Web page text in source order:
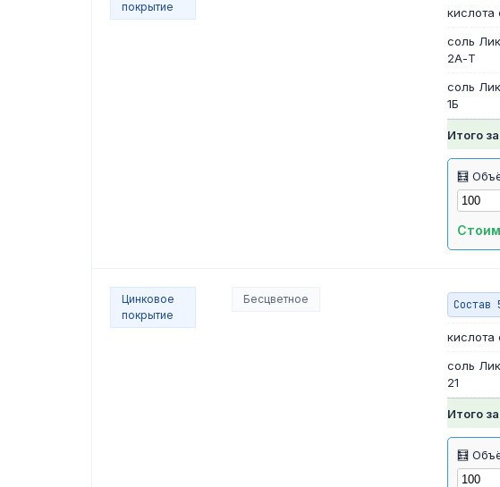
покрытие
кислота
соль
2А-Т
соль
1Б
Итого
🧮
Цинковое
покрытие
Бесцветное Состав
кислота
соль
21
Итого
🧮